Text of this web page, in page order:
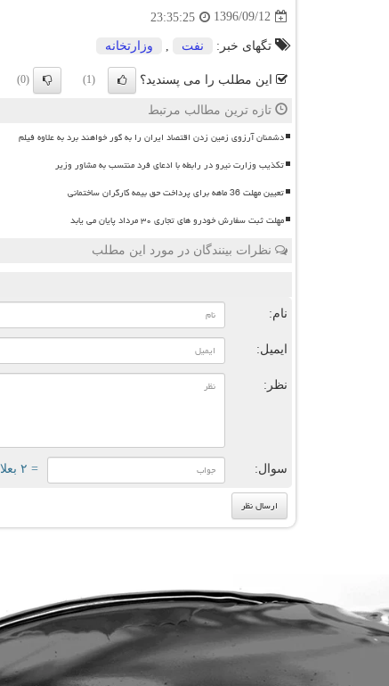
1396/09/12
23:35:25
تگهای خبر: نفت وزارتخانه
این مطلب را می پسندید؟ (1)
(0)
تازه ترین مطالب مرتبط
دشمنان آرزوی زمین زدن اقتصاد ایران را به گور خواهند برد به علاوه فیلم
تکذیب وزارت نیرو در رابطه با ادعای فرد منتسب به مشاور وزیر
تعیین مهلت 36 ماهه برای پرداخت حق بیمه کارگران ساختمانی
مهلت ثبت سفارش خودرو های تجاری ۳۰ مرداد پایان می یابد
نظرات بینندگان در مورد این مطلب
نام:
ایمیل:
نظر:
سوال: = ۲ بعلاوه ۳